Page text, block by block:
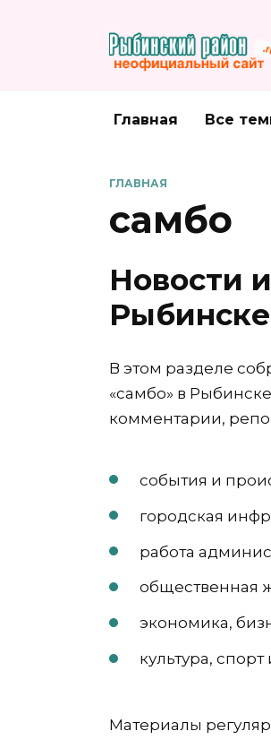
Главная Все
ГЛАВНАЯ
самбо
Новости
В этом разделе
«самбо» в
комментарии,
события и
городская
работа
общественная
экономика,
культура,
Материалы